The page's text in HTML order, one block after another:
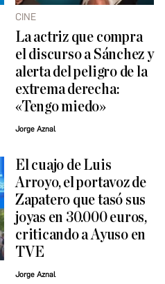
CINE
La actriz que compra
el discurso a Sánchez y
alerta del peligro de la
extrema derecha:
«Tengo miedo»
Jorge Aznal
El cuajo de Luis
Arroyo, el portavoz de
Zapatero que tasó sus
joyas en 30.000 euros,
criticando a Ayuso en
TVE
Jorge Aznal